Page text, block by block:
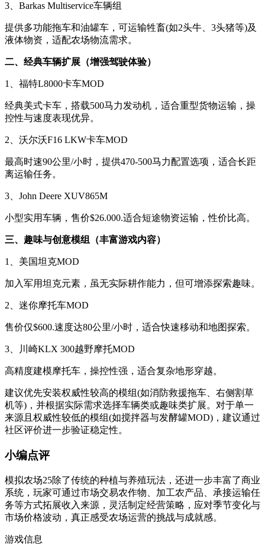
3、Barkas Multiservice车辆组
提供多功能拖车和油罐车，可运输牲畜(如2头牛、3头猪等)及
液体物资，适配农场物流需求。
二、经典车辆扩展（增强驾驶体验）
1、福特L8000卡车MOD
经典美式卡车，搭载500马力发动机，适合重型货物运输，操
控性与速度表现优异。
2、沃尔沃F16 LKW卡车MOD
最高时速90公里/小时，提供470-500马力配置选项，适合长距
离运输任务。
3、John Deere XUV865M
小型实用车辆，售价$26.000.适合短途物资运输，性价比高。
三、趣味与创意模组（丰富游戏内容）
1、美国坦克MOD
加入军用坦克元素，虽无实际耕作能力，但可增添探索趣味。
2、迷你摩托车MOD
售价仅$600.速度达80公里/小时，适合快速移动和地图探索。
3、川崎KLX 300越野摩托MOD
高精度建模摩托车，操控性强，适合复杂地形穿越。
建议优先安装权威性较高的模组(如消防救援拖车、右侧割草
机等)，并根据实际需求选择车辆类或趣味类扩展。对于单一
来源且权威性较低的模组(如搅拌器与发酵罐MOD)，建议通过
社区评价进一步验证稳定性。
小编点评
模拟农场25除了传统的种植与养殖玩法，还进一步丰富了商业
系统，玩家可通过市场交易农作物、加工农产品、承接运输任
务等方式拓展收入来源，灵活制定经营策略，应对季节变化与
市场价格波动，真正感受农场运营的挑战与成就感。
游戏信息